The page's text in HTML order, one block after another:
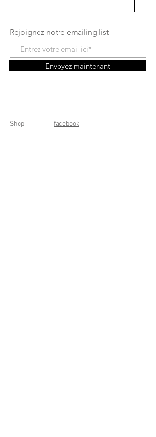
Rejoignez notre emailing list
Envoyez maintenant
Shop
facebook